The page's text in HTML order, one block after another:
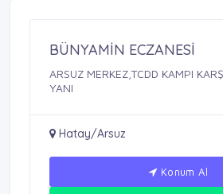
BÜNYAMİN ECZANESİ
ARSUZ MERKEZ,TCDD KAMPI
YANI
Hatay/Arsuz
Konum Al